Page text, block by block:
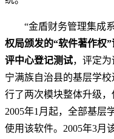
“金盾财务管理集成
权局颁发的“软件著作权”
评中心登记测试，评定
宁满族自治县的基层学
行了两次模块整体升级，
2005年1月起，全部基层
使用该软件。2005年3月